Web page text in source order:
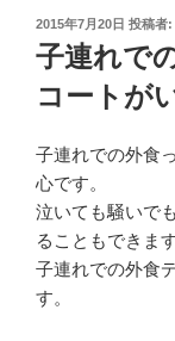
投
稿
日:
2015年7月20日 投稿者:
子連れで
コートが
子連れでの外食
心です。
泣いても騒いで
ることもできます
子連れでの外食
す。